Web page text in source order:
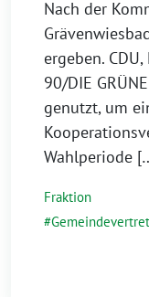
Nach der
ergeben. CDU,
90/DIE
genutzt, um
Wahlperiode
Fraktion